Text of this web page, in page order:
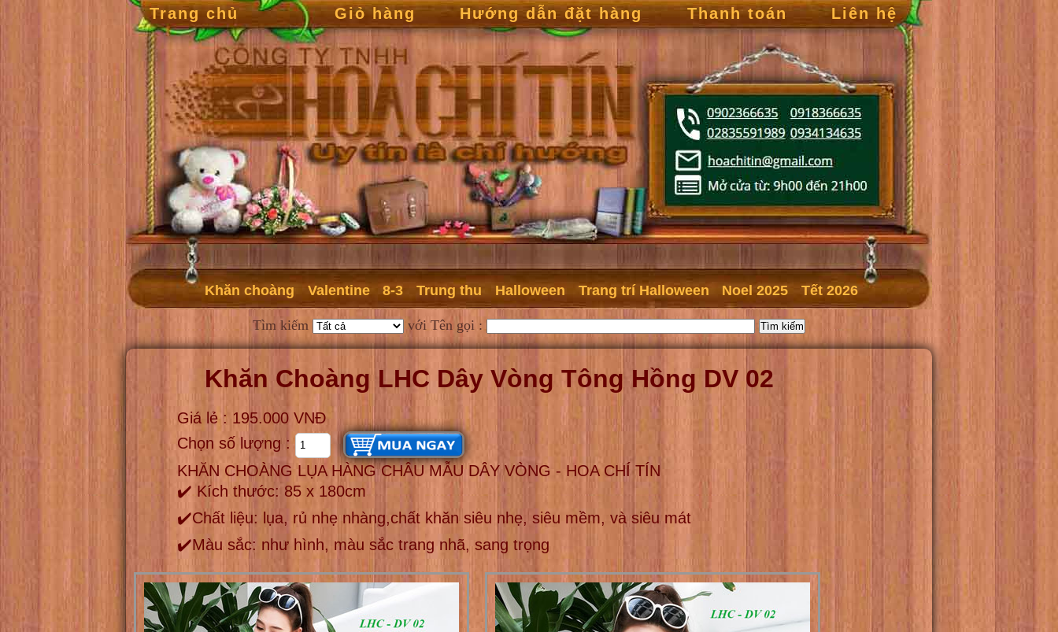
Trang chủ Giỏ hàng Hướng dẫn đặt hàng Thanh toán Liên hệ
Khăn choàng Valentine 8-3 Trung thu Halloween Trang trí Halloween Noel 2025 Tết 2026
Tìm kiếm với Tên gọi :
Khăn Choàng LHC Dây Vòng Tông Hồng DV 02
Giá lẻ : 195.000 VNĐ
Chọn số lượng :
KHĂN CHOÀNG LỤA HÀNG CHÂU MẪU DÂY VÒNG - HOA CHÍ TÍN
✔️ Kích thước: 85 x 180cm
✔️Chất liệu: lụa, rủ nhẹ nhàng,chất khăn siêu nhẹ, siêu mềm, và siêu mát
✔️Màu sắc: như hình, màu sắc trang nhã, sang trọng